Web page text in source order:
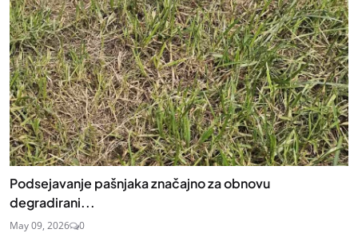
Podsejavanje pašnjaka značajno za obnovu
degradirani...
May 09, 2026 0